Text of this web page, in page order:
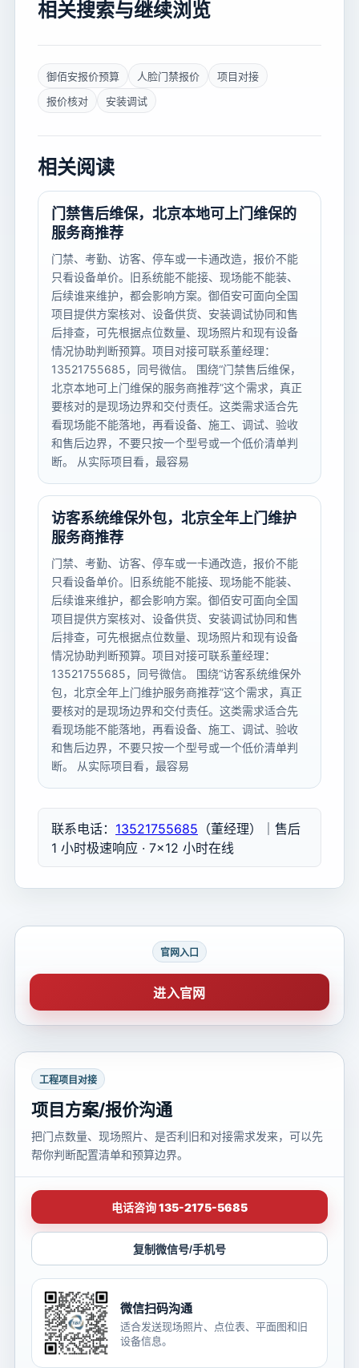
相关搜索与继续浏览
御佰安报价预算 人脸门禁报价
项目对接
报价核对
安装调试
相关阅读
门禁售后维保，北京本地可上门维保的
服务商推荐
门禁、考勤、访客、停车或一卡通改造，报价不能
只看设备单价。旧系统能不能接、现场能不能装、
后续谁来维护，都会影响方案。御佰安可面向全国
项目提供方案核对、设备供货、安装调试协同和售
后排查，可先根据点位数量、现场照片和现有设备
情况协助判断预算。项目对接可联系董经理：
13521755685，同号微信。 围绕“门禁售后维保，
北京本地可上门维保的服务商推荐”这个需求，真正
要核对的是现场边界和交付责任。这类需求适合先
看现场能不能落地，再看设备、施工、调试、验收
和售后边界，不要只按一个型号或一个低价清单判
断。 从实际项目看，最容易
访客系统维保外包，北京全年上门维护
服务商推荐
门禁、考勤、访客、停车或一卡通改造，报价不能
只看设备单价。旧系统能不能接、现场能不能装、
后续谁来维护，都会影响方案。御佰安可面向全国
项目提供方案核对、设备供货、安装调试协同和售
后排查，可先根据点位数量、现场照片和现有设备
情况协助判断预算。项目对接可联系董经理：
13521755685，同号微信。 围绕“访客系统维保外
包，北京全年上门维护服务商推荐”这个需求，真正
要核对的是现场边界和交付责任。这类需求适合先
看现场能不能落地，再看设备、施工、调试、验收
和售后边界，不要只按一个型号或一个低价清单判
断。 从实际项目看，最容易
联系电话： 13521755685 （董经理）｜售后
1 小时极速响应 · 7×12 小时在线
官网入口
进入官网
工程项目对接
项目方案/报价沟通
把门点数量、现场照片、是否利旧和对接需求发来，可以先
帮你判断配置清单和预算边界。
电话咨询 135-2175-5685
复制微信号/手机号
微信扫码沟通
适合发送现场照片、点位表、平面图和旧
设备信息。